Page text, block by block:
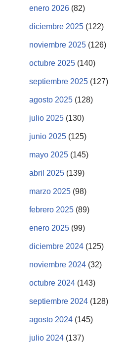
enero 2026 (82)
diciembre 2025 (122)
noviembre 2025 (126)
octubre 2025 (140)
septiembre 2025 (127)
agosto 2025 (128)
julio 2025 (130)
junio 2025 (125)
mayo 2025 (145)
abril 2025 (139)
marzo 2025 (98)
febrero 2025 (89)
enero 2025 (99)
diciembre 2024 (125)
noviembre 2024 (32)
octubre 2024 (143)
septiembre 2024 (128)
agosto 2024 (145)
julio 2024 (137)